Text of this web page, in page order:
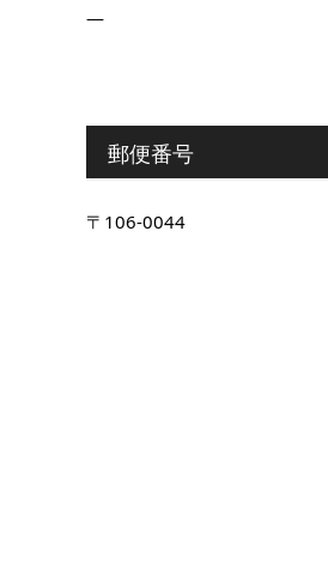
―
郵便番号
〒106-0044